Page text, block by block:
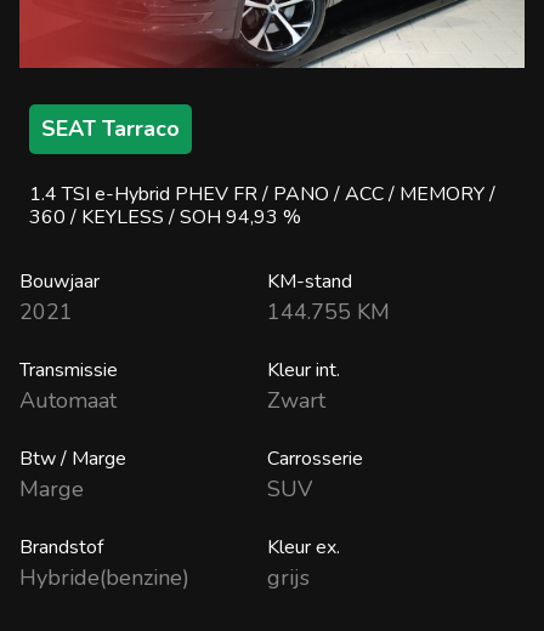
SEAT Tarraco
1.4 TSI e-Hybrid PHEV FR / PANO / ACC / MEMORY /
360 / KEYLESS / SOH 94,93 %
Bouwjaar
2021
KM-stand
144.755 KM
Transmissie
Automaat
Kleur int.
Zwart
Btw / Marge
Marge
Carrosserie
SUV
Brandstof
Hybride(benzine)
Kleur ex.
grijs